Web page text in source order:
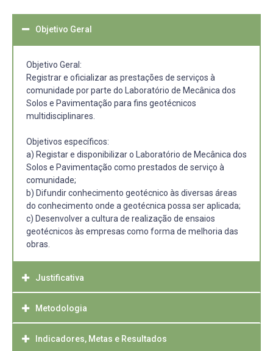
Objetivo Geral
Objetivo Geral:
Registrar e oficializar as prestações de serviços à
comunidade por parte do Laboratório de Mecânica dos
Solos e Pavimentação para fins geotécnicos
multidisciplinares.
Objetivos específicos:
a) Registar e disponibilizar o Laboratório de Mecânica dos
Solos e Pavimentação como prestados de serviço à
comunidade;
b) Difundir conhecimento geotécnico às diversas áreas
do conhecimento onde a geotécnica possa ser aplicada;
c) Desenvolver a cultura de realização de ensaios
geotécnicos às empresas como forma de melhoria das
obras.
Justificativa
Geotécnica é o ramo da engenharia civil que estuda o
comportamento do solo e das rochas, com o objetivo de
projetar e construir obras. Dependo do comportamento
Metodologia
Para realização do presente projeto, pretende-se adotar a
Indicadores, Metas e Resultados